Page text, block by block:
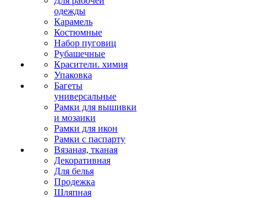
одежды
Карамель
Костюмные
Набор пуговиц
Рубашечные
Красители. химия
Упаковка
Багеты
универсальные
Рамки для вышивки
и мозаики
Рамки для икон
Рамки с паспарту
Вязаная, тканая
Декоративная
Для белья
Продежка
Шляпная